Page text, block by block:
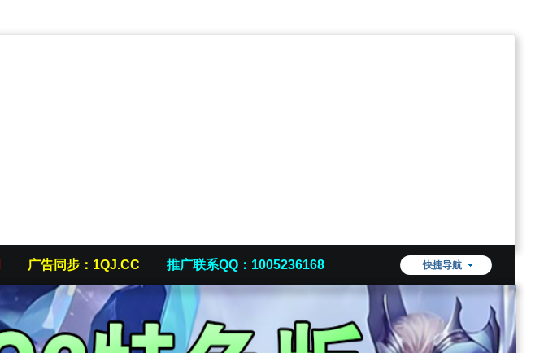
快捷导航
广告同步：1QJ.CC 推广联系QQ：1005236168